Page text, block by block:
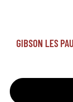
GIBSON LES